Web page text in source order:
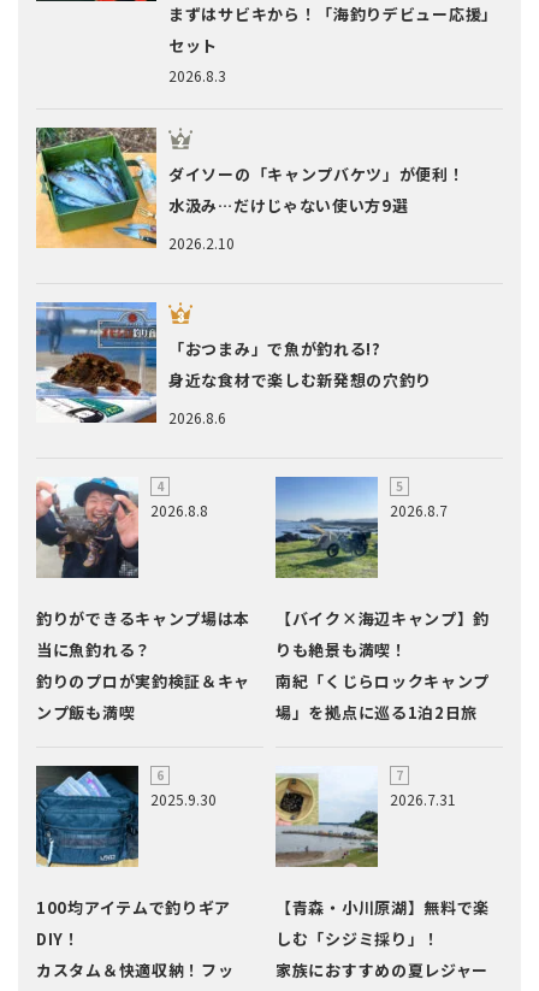
2026.8.3
まずはサビキから！「海釣りデビュー応援」
セット
2026.2.10
ダイソーの「キャンプバケツ」が便利！
水汲み…だけじゃない使い方9選
2026.8.6
「おつまみ」で魚が釣れる!?
身近な食材で楽しむ新発想の穴釣り
2026.8.8
釣りができるキャンプ場は本
当に魚釣れる？
釣りのプロが実釣検証＆キャ
ンプ飯も満喫
2026.8.7
【バイク×海辺キャンプ】釣
りも絶景も満喫！
南紀「くじらロックキャンプ
場」を拠点に巡る1泊2日旅
2025.9.30
100均アイテムで釣りギア
DIY！
カスタム＆快適収納！フッ
2026.7.31
【青森・小川原湖】無料で楽
しむ「シジミ採り」！
家族におすすめの夏レジャー